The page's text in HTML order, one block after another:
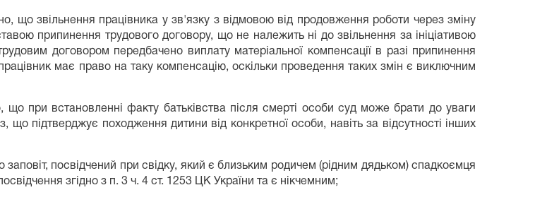
що звільнення працівника у зв'язку з відмовою від продовження роботи через зміну
припинення трудового договору, що не належить ні до звільнення за ініціативою
договором передбачено виплату матеріальної компенсації в разі припинення
має право на таку компенсацію, оскільки проведення таких змін є виключним
що при встановленні факту батьківства після смерті особи суд може брати до уваги
що підтверджує походження дитини від конкретної особи, навіть за відсутності інших
заповіт, посвідчений при свідку, який є близьким родичем (рідним дядьком) спадкоємця
згідно з п. 3 ч. 4 ст. 1253 ЦК України та є нікчемним;